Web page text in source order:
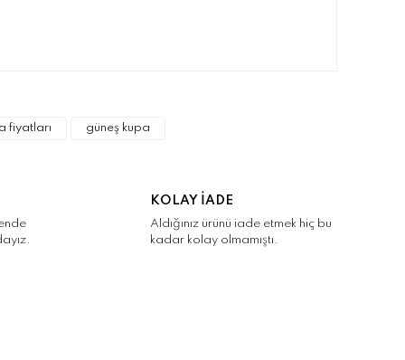
fiyatları güneş kupa
KOLAY İADE
Aldığınız ürünü iade etmek hiç bu
kadar kolay olmamıştı.